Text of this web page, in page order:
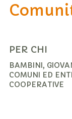
PER CHI
BAMBINI,
COMUNI ED
COOPERATIVE